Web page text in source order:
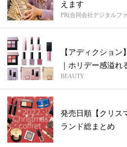
えます
PR(合同会社デジタルフ
【アディクション
｜ホリデー感溢
BEAUTY
発売日順【クリス
ランド総まとめ